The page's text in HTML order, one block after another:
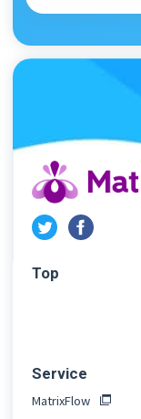
Top
Service
MatrixFlow